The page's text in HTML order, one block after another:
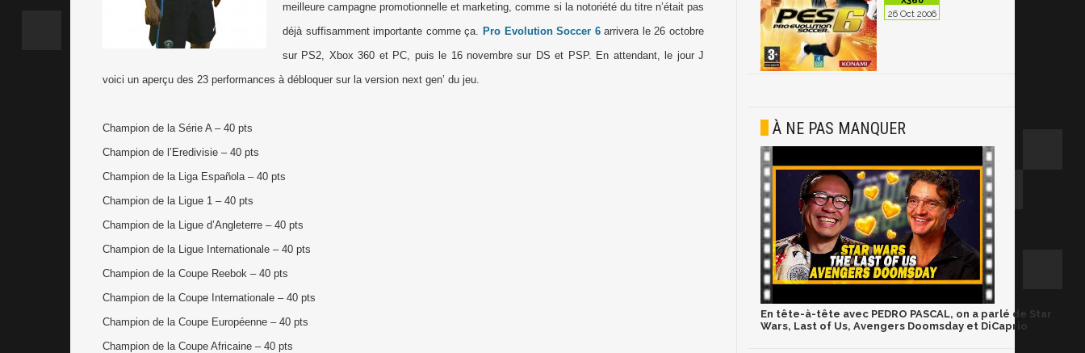
meilleure campagne promotionnelle et marketing, comme si la notoriété du titre n’était pas
déjà suffisamment importante comme ça. Pro Evolution Soccer 6arrivera le 26 octobre
sur PS2, Xbox 360 et PC, puis le 16 novembre sur DS et PSP. En attendant, le jour J
voici un aperçu des 23 performances à débloquer sur la version next gen’ du jeu.
Champion de la Série A – 40 pts
Champion de l’Eredivisie – 40 pts
Champion de la Liga Española – 40 pts
Champion de la Ligue 1 – 40 pts
Champion de la Ligue d’Angleterre – 40 pts
Champion de la Ligue Internationale – 40 pts
Champion de la Coupe Reebok – 40 pts
Champion de la Coupe Internationale – 40 pts
Champion de la Coupe Européenne – 40 pts
Champion de la Coupe Africaine – 40 pts
26 Oct 2006
À NE PAS MANQUER
En tête-à-tête avec PEDRO PASCAL, on a parlé de Star
Wars, Last of Us, Avengers Doomsday et DiCaprio